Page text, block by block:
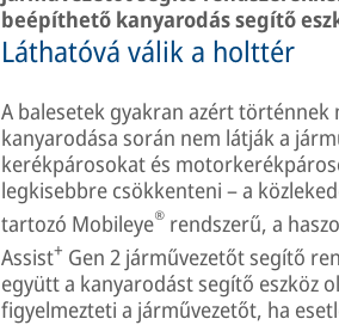
beépíthető kanyarodás segítő
Láthatóvá válik a holttér
A balesetek gyakran azért
kanyarodása során nem látják a
kerékpárosokat és
legkisebbre csökkenteni – a
tartozó Mobileye® rendszerű, a
Assist+ Gen 2 járművezetőt segítő
együtt a kanyarodást segítő eszköz
figyelmezteti a járművezetőt, ha